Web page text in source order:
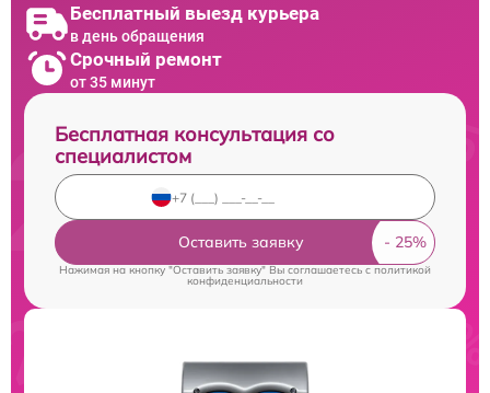
Бесплатный выезд курьера
в день обращения
Срочный ремонт
от 35 минут
Бесплатная консультация со
специалистом
Оставить заявку
Нажимая на кнопку "Оставить заявку" Вы соглашаетесь cполитикой
конфиденциальности